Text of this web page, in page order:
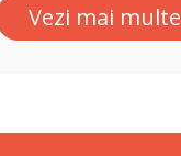
Vezi mai multe